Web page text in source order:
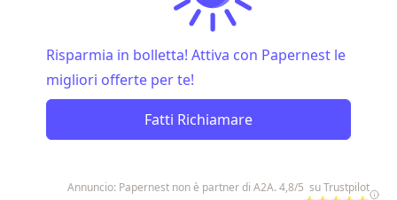
Risparmia in bolletta! Attiva con Papernest le
migliori offerte per te!
Fatti Richiamare
Annuncio: Papernest non è partner di A2A. 4,8/5 su Trustpilot